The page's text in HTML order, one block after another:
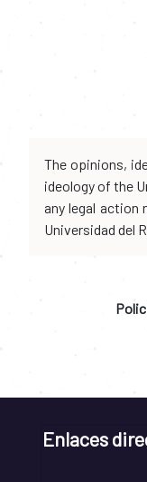
The opinions,
ideology of the
any legal action
Universidad del
Enlaces